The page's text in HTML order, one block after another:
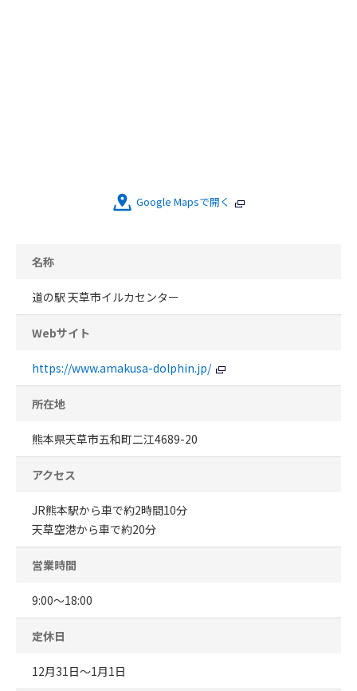
Google Mapsで開く
名称
道の駅 天草市イルカセンター
Webサイト
https://www.amakusa-dolphin.jp/
所在地
熊本県天草市五和町二江4689-20
アクセス
JR熊本駅から車で約2時間10分
天草空港から車で約20分
営業時間
9:00～18:00
定休日
12月31日～1月1日